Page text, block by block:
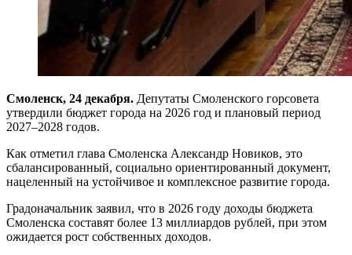
Смоленск, 24 декабря. Депутаты Смоленского горсовета
утвердили бюджет города на 2026 год и плановый период
2027–2028 годов.
Как отметил глава Смоленска Александр Новиков, это
сбалансированный, социально ориентированный документ,
нацеленный на устойчивое и комплексное развитие города.
Градоначальник заявил, что в 2026 году доходы бюджета
Смоленска составят более 13 миллиардов рублей, при этом
ожидается рост собственных доходов.